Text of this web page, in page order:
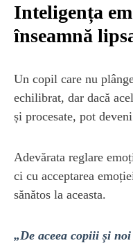
Inteligența
înseamnă
Un copil care nu
echilibrat, dar dacă
și procesate, pot
Adevărata reglare
ci cu acceptarea
sănătos la aceasta.
„De aceea copiii și